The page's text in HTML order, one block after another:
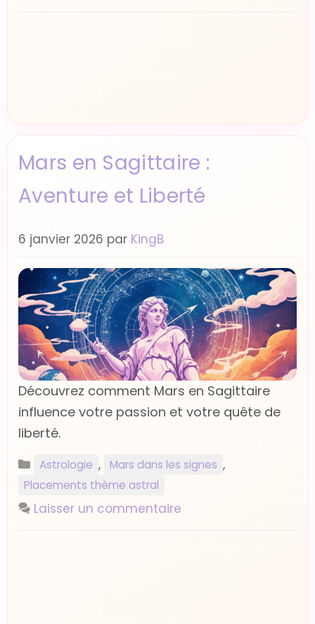
Mars en Sagittaire :
Aventure et Liberté
6 janvier 2026 par KingB
Découvrez comment Mars en Sagittaire
influence votre passion et votre quête de
liberté.
Catégories
Astrologie , Mars dans les signes ,
Placements thème astral
Laisser un commentaire